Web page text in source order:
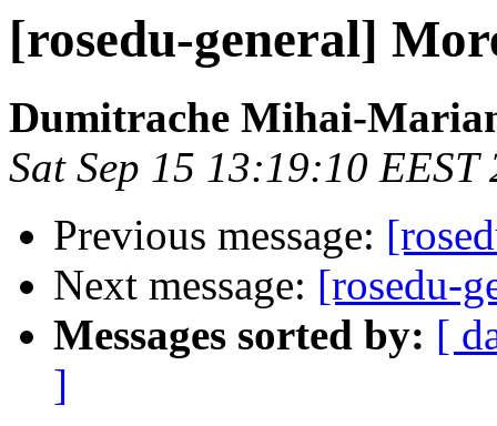
[rosedu-general]
Dumitrache Mihai-
Sat Sep 15 13:19:10 EEST
Previous message:
Next message: [rosedu-
Messages sorted by: [
]